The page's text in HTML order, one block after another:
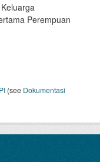
Perempuan
(see Dokumentasi